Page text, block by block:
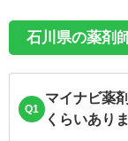
石川県の薬剤
Q1
マイナビ薬
くらいあり